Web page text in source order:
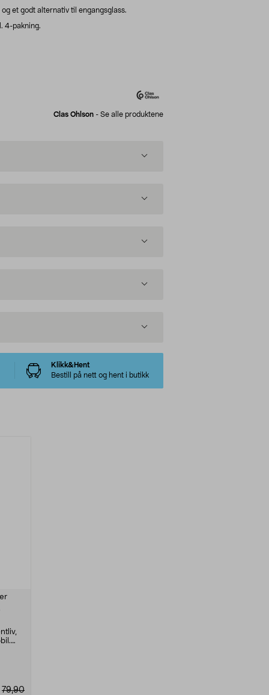
et godt alternativ til engangsglass.
4-pakning.
Clas Ohlson - Se alle produktene
Klikk&Hent
Bestill på nett og hent i butikk
79,90